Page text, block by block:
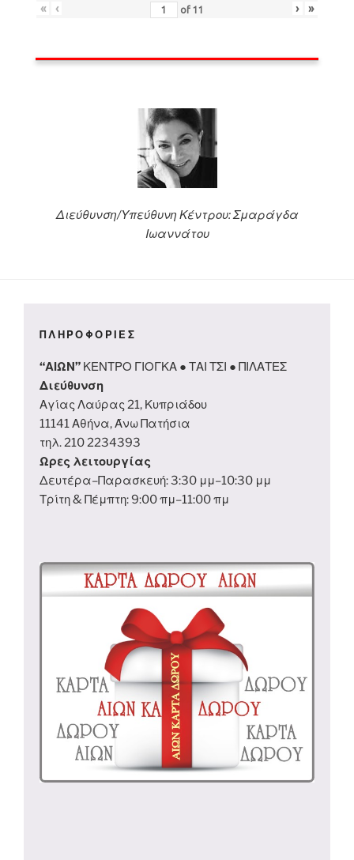
« ‹ of 11 › »
Διεύθυνση/Υπεύθυνη Κέντρου: Σμαράγδα
Ιωαννάτου
ΠΛΗΡΟΦΟΡΙΕΣ
“ΑΙΩΝ” ΚΕΝΤΡΟ ΓΙΟΓΚΑ ● ΤΑΙ ΤΣΙ ● ΠΙΛΑΤΕΣ
Διεύθυνση
Αγίας Λαύρας 21, Κυπριάδου
11141 Αθήνα, Άνω Πατήσια
τηλ. 210 2234393
Ωρες λειτουργίας
Δευτέρα–Παρασκευή: 3:30 μμ–10:30 μμ
Τρίτη & Πέμπτη: 9:00 πμ–11:00 πμ